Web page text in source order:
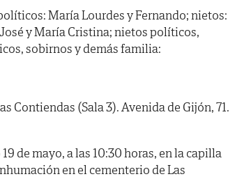
María Lourdes y Fernando; nietos:
y María Cristina; nietos políticos,
sobirnos y demás familia:
Contiendas (Sala 3). Avenida de Gijón, 71.
de mayo, a las 10:30 horas, en la capilla
en el cementerio de Las